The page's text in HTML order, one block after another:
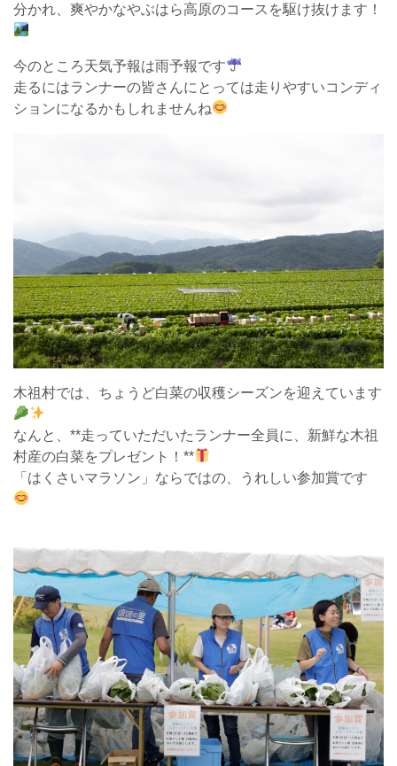
分かれ、爽やかなやぶはら高原のコースを駆け抜けます！
今のところ天気予報は雨予報です
走るにはランナーの皆さんにとっては走りやすいコンディ
ションになるかもしれませんね
木祖村では、ちょうど白菜の収穫シーズンを迎えています
なんと、**走っていただいたランナー全員に、新鮮な木祖
村産の白菜をプレゼント！**
「はくさいマラソン」ならではの、うれしい参加賞です